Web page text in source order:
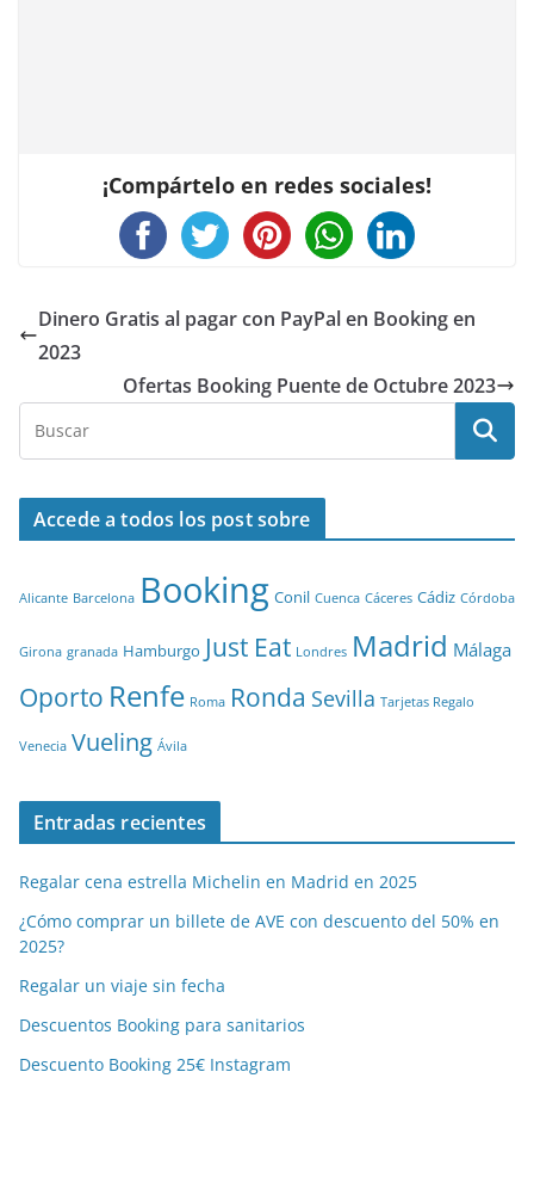
¡Compártelo en redes sociales!
Dinero Gratis al pagar con PayPal en Booking en
2023
Ofertas Booking Puente de Octubre 2023
Accede a todos los post sobre
Alicante Barcelona Booking Conil Cuenca Cáceres Cádiz Córdoba
Girona granada Hamburgo Just Eat Londres Madrid Málaga
Oporto Renfe Roma Ronda Sevilla Tarjetas Regalo
Venecia Vueling Ávila
Entradas recientes
Regalar cena estrella Michelin en Madrid en 2025
¿Cómo comprar un billete de AVE con descuento del 50% en
2025?
Regalar un viaje sin fecha
Descuentos Booking para sanitarios
Descuento Booking 25€ Instagram